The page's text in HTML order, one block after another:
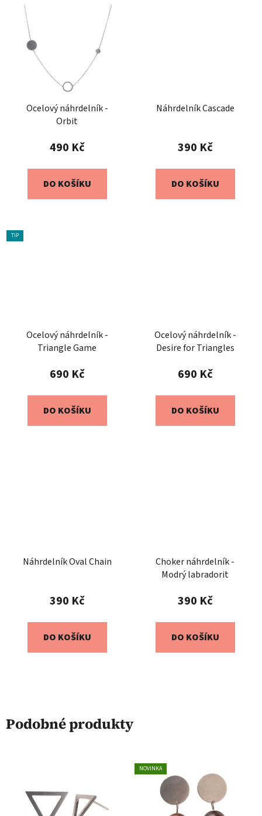
Ocelový náhrdelník -
Orbit
490 Kč
DO KOŠÍKU
Náhrdelník Cascade
390 Kč
DO KOŠÍKU
TIP
Ocelový náhrdelník -
Triangle Game
690 Kč
DO KOŠÍKU
Ocelový náhrdelník -
Desire for Triangles
690 Kč
DO KOŠÍKU
Náhrdelník Oval Chain
390 Kč
DO KOŠÍKU
Choker náhrdelník -
Modrý labradorit
390 Kč
DO KOŠÍKU
Podobné produkty
NOVINKA